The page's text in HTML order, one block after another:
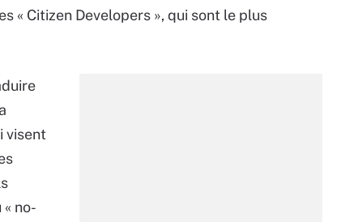
« Citizen Developers », qui sont le plus
visent
no-